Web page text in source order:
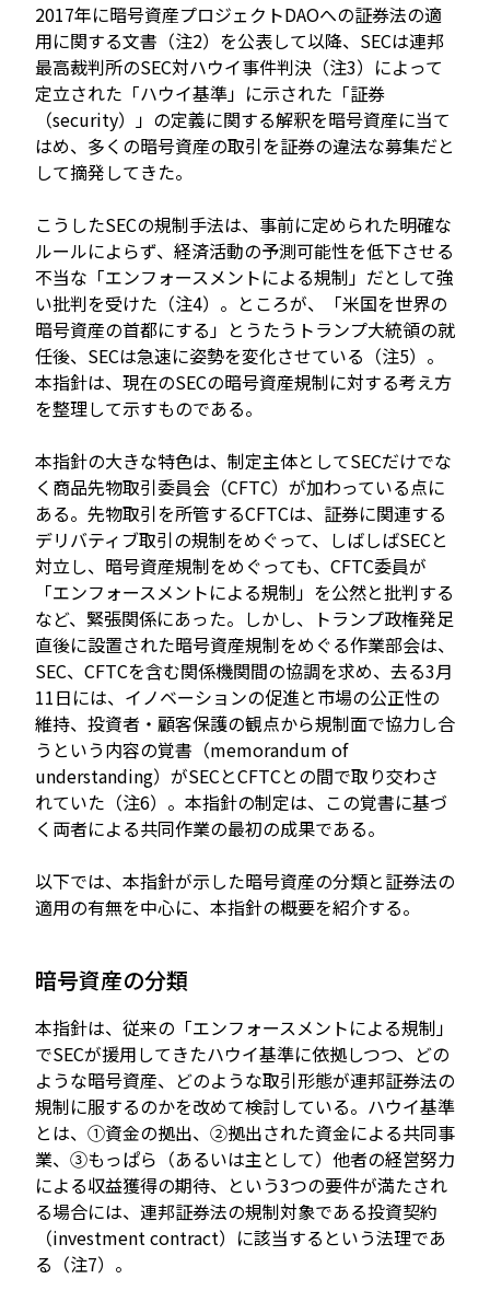
2017年に暗号資産プロジェクトDAOへの証券法の適
用に関する文書（注2）を公表して以降、SECは連邦
最高裁判所のSEC対ハウイ事件判決（注3）によって
定立された「ハウイ基準」に示された「証券
（security）」の定義に関する解釈を暗号資産に当て
はめ、多くの暗号資産の取引を証券の違法な募集だと
して摘発してきた。
こうしたSECの規制手法は、事前に定められた明確な
ルールによらず、経済活動の予測可能性を低下させる
不当な「エンフォースメントによる規制」だとして強
い批判を受けた（注4）。ところが、「米国を世界の
暗号資産の首都にする」とうたうトランプ大統領の就
任後、SECは急速に姿勢を変化させている（注5）。
本指針は、現在のSECの暗号資産規制に対する考え方
を整理して示すものである。
本指針の大きな特色は、制定主体としてSECだけでな
く商品先物取引委員会（CFTC）が加わっている点に
ある。先物取引を所管するCFTCは、証券に関連する
デリバティブ取引の規制をめぐって、しばしばSECと
対立し、暗号資産規制をめぐっても、CFTC委員が
「エンフォースメントによる規制」を公然と批判する
など、緊張関係にあった。しかし、トランプ政権発足
直後に設置された暗号資産規制をめぐる作業部会は、
SEC、CFTCを含む関係機関間の協調を求め、去る3月
11日には、イノベーションの促進と市場の公正性の
維持、投資者・顧客保護の観点から規制面で協力し合
うという内容の覚書（memorandum of
understanding）がSECとCFTCとの間で取り交わさ
れていた（注6）。本指針の制定は、この覚書に基づ
く両者による共同作業の最初の成果である。
以下では、本指針が示した暗号資産の分類と証券法の
適用の有無を中心に、本指針の概要を紹介する。
暗号資産の分類
本指針は、従来の「エンフォースメントによる規制」
でSECが援用してきたハウイ基準に依拠しつつ、どの
ような暗号資産、どのような取引形態が連邦証券法の
規制に服するのかを改めて検討している。ハウイ基準
とは、①資金の拠出、②拠出された資金による共同事
業、③もっぱら（あるいは主として）他者の経営努力
による収益獲得の期待、という3つの要件が満たされ
る場合には、連邦証券法の規制対象である投資契約
（investment contract）に該当するという法理であ
る（注7）。